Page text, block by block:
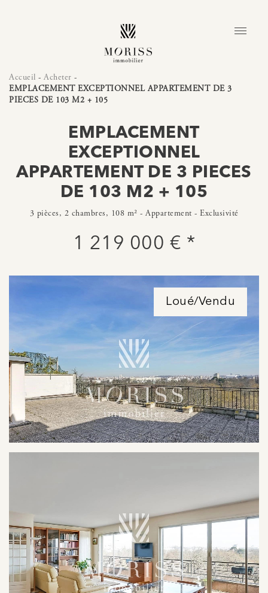
Accueil - Acheter -
EMPLACEMENT EXCEPTIONNEL APPARTEMENT DE 3
PIECES DE 103 M2 + 105
EMPLACEMENT
EXCEPTIONNEL
APPARTEMENT DE 3 PIECES
DE 103 M2 + 105
3 pièces, 2 chambres, 108 m² - Appartement - Exclusivité
1 219 000 € *
Loué/Vendu